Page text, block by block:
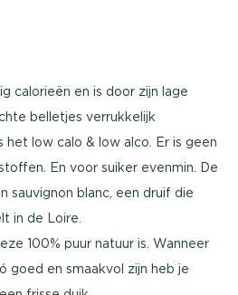
calorieën en is door zijn lage
belletjes verrukkelijk
het low calo & low alco. Er is geen
En voor suiker evenmin. De
sauvignon blanc, een druif die
in de Loire.
100% puur natuur is. Wanneer
goed en smaakvol zijn heb je